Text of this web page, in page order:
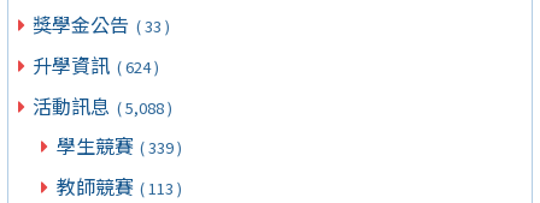
獎學金公告 ( 33 )
升學資訊 ( 624 )
活動訊息 ( 5,088 )
學生競賽 ( 339 )
教師競賽 ( 113 )